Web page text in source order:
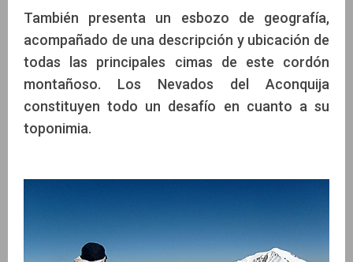
También presenta un esbozo de geografía,
acompañado de una descripción y ubicación de
todas las principales cimas de este cordón
montañoso. Los Nevados del Aconquija
constituyen todo un desafío en cuanto a su
toponimia.